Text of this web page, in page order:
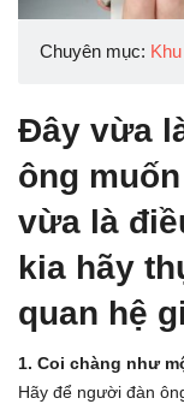
Chuyên mục:
Đây vừa
ông
vừa là
kia hãy
quan hệ
1. Coi chàng như
Hãy để người đàn